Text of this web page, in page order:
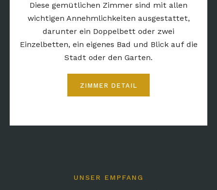
Diese gemütlichen Zimmer sind mit allen
wichtigen Annehmlichkeiten ausgestattet,
darunter ein Doppelbett oder zwei
Einzelbetten, ein eigenes Bad und Blick auf die
Stadt oder den Garten.
ZIMMER DETAIL
UNSER EMPFANG